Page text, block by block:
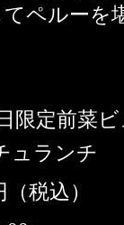
ペルーを
限定前菜
ュランチ
税込）